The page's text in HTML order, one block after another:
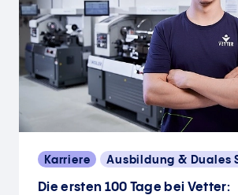
Karriere Ausbildung & Duales
Die ersten 100 Tage bei Vetter: